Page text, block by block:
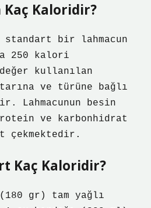
Kaç Kaloridir?
bir lahmacun
250 kalori
kullanılan
ve türüne bağlı
Lahmacunun besin
ve karbonhidrat
Kaç Kaloridir?
gr) tam yağlı